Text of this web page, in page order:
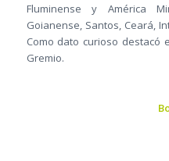
Fluminense y América
Goianense, Santos, Ceará,
Como dato curioso destacó
Gremio.